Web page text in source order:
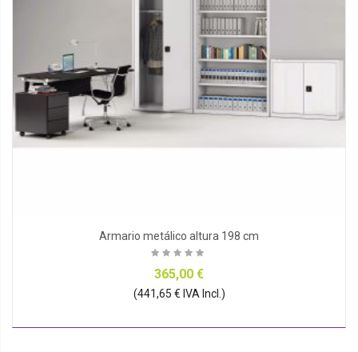
Armario metálico altura 198 cm
365,00 €
(441,65 € IVA Incl.)